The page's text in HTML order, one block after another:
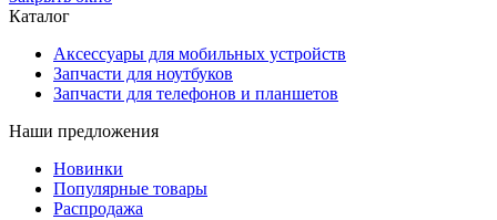
Каталог
Аксессуары для мобильных устройств
Запчасти для ноутбуков
Запчасти для телефонов и планшетов
Наши предложения
Новинки
Популярные товары
Распродажа